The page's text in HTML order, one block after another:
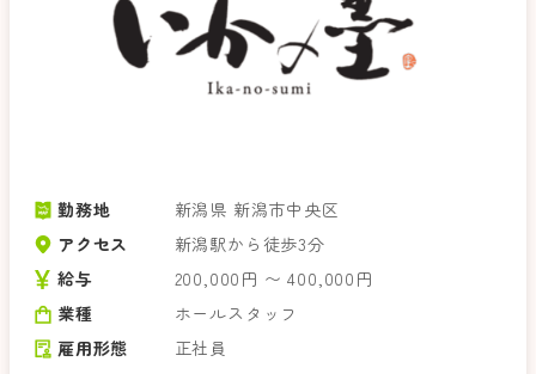
勤務地
新潟県 新潟市中央区
アクセス
新潟駅から徒歩3分
給与
200,000円 〜 400,000円
業種
ホールスタッフ
雇用形態
正社員